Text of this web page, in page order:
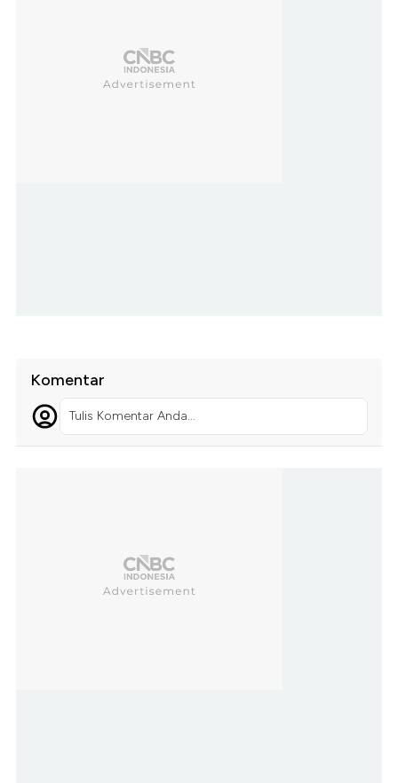
Komentar
Tulis Komentar Anda...